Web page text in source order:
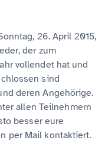
26. April 2015,
der zum
vollendet hat und
sind
deren Angehörige.
allen Teilnehmern
besser eure
per Mail kontaktiert.